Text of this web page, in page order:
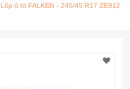
Lốp ô tô FALKEN - 245/45 R17 ZE912